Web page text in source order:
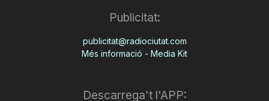
Publicitat:
publicitat@radiociutat.com
Més informació - Media Kit
Descarrega't l'APP: